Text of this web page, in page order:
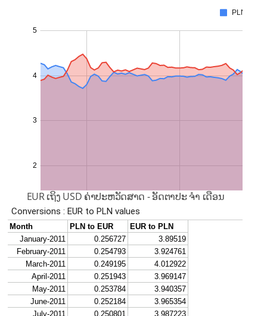
EUR ເຖິງ USD ຄ່າປະຫວັດສາດ - ອັດຕາປະ ຈຳ ເດືອນ